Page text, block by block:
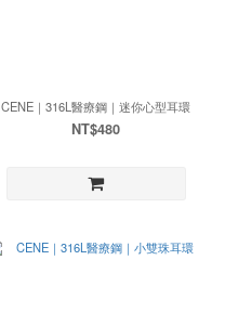
CENE｜316L醫療鋼｜迷你心型耳環
NT$480